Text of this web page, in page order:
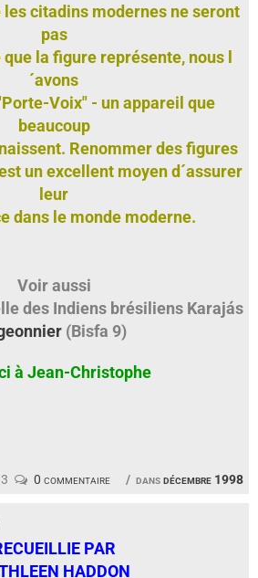
dansdécembre 1998
0 commentaire
citadins modernes ne seront
pas
la figure représente, nous l
´avons
Voix" - un appareil que
beaucoup
Renommer des figures
un excellent moyen d´assurer
leur
dans le monde moderne.
Voir aussi
des Indiens brésiliens Karajás
(Bisfa 9)
à Jean-Christophe
PAR
HADDON